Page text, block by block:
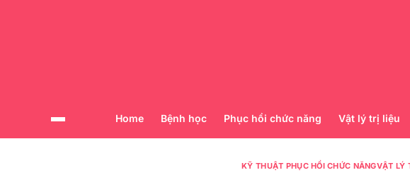
Home Bệnh học Phục hồi chức năng Vật lý trị liệu
KỸ THUẬT PHỤC HỒI CHỨC NĂNGVẬT LÝ